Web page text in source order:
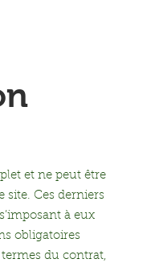
et ne peut être
Ces derniers
à eux
obligatoires
termes du contrat,